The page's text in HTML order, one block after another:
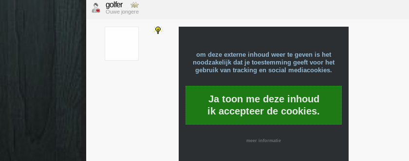
golfer
Ouwe jongere
om deze externe inhoud weer te geven is het
noodzakelijk dat je toestemming geeft voor het
gebruik van tracking en social mediacookies.
Ja toon me deze inhoud
ik accepteer de cookies.
meer informatie